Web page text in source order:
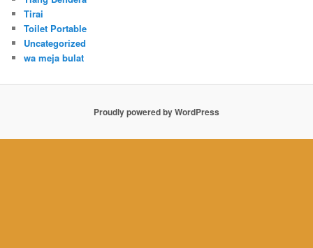
Tirai
Toilet Portable
Uncategorized
wa meja bulat
Proudly powered by WordPress